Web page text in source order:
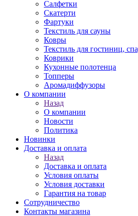
Салфетки
Скатерти
Фартуки
Текстиль для сауны
Ковры
Текстиль для гостиниц,
Коврики
Кухонные полотенца
Топперы
Аромадиффузоры
О компании
Назад
О компании
Новости
Политика
Новинки
Доставка и оплата
Назад
Доставка и оплата
Условия оплаты
Условия доставки
Гарантия на товар
Сотрудничество
Контакты магазина